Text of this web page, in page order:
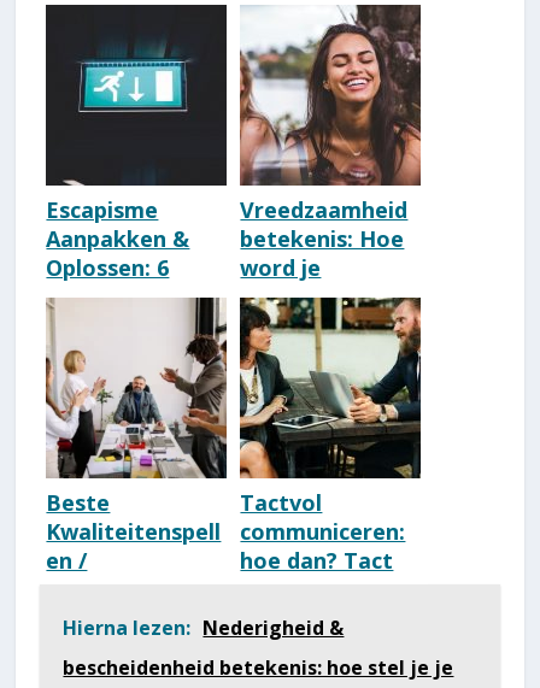
kwaliteit?
Escapisme
Aanpakken &
Oplossen: 6
Drastische
Tips
Vreedzaamheid
betekenis: Hoe
word je
vreedzaam?
Beste
Kwaliteitenspell
en /
[Top 10] [2026]
Tactvol
communiceren:
hoe dan? Tact
& 10 tips!
Hierna lezen: Nederigheid &
bescheidenheid betekenis: hoe stel je je